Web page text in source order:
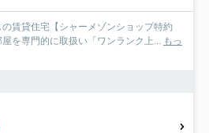
賃貸住宅【シャーメゾンショップ特約
を専門的に取扱い「ワンランク上... もっ